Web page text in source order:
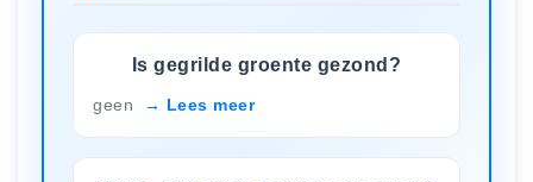
Is gegrilde groente gezond?
geen Lees meer